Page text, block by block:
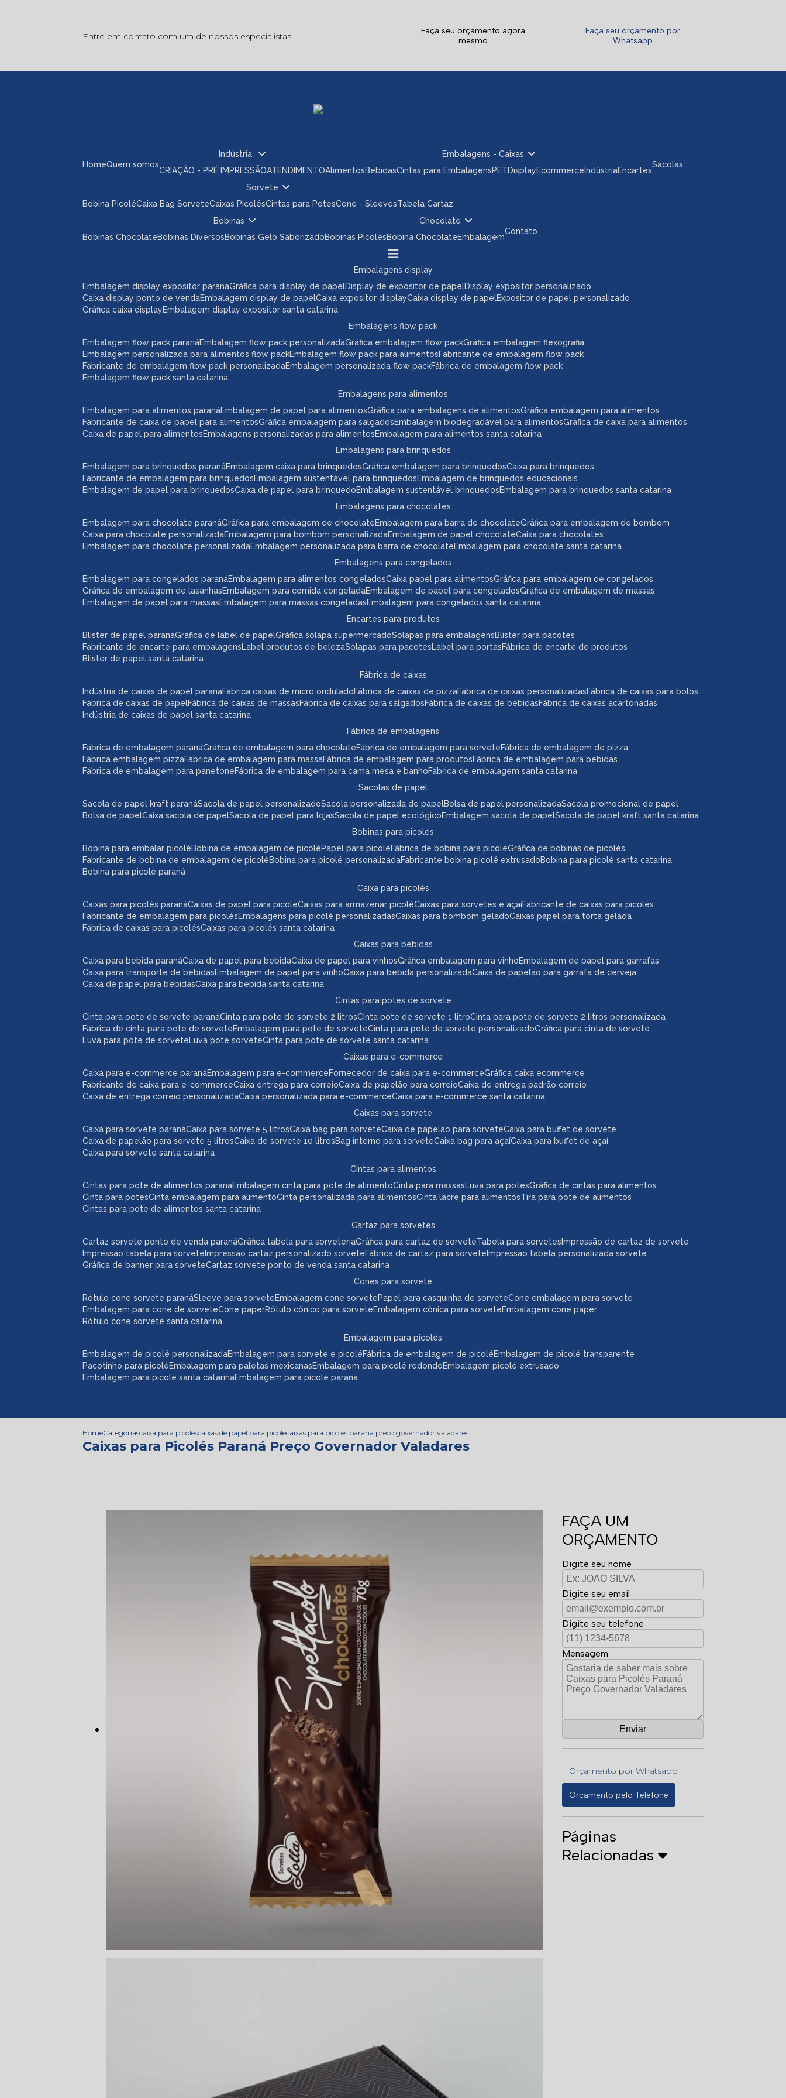
Entre em contato com um de nossos especialistas!
Faça seu orçamento agora
mesmo
Faça seu orçamento por
Whatsapp
Home Quem somos
Indústria
CRIAÇÃO - PRÉ IMPRESSÃO ATENDIMENTO
Sacolas
Sorvete
Bobina Picolé
Caixa Bag Sorvete Caixas Picolés Cintas para Potes Cone - Sleeves
Tabela Cartaz
Chocolate
Bobina Chocolate Embalagem
Bobinas
Bobinas Chocolate
Bobinas Diversos Bobinas Gelo Saborizado Bobinas Picolés
Embalagens - Caixas
Alimentos
Bebidas Cintas para Embalagens Display Ecommerce Encartes
Indústria
PET
Contato
bobinas para picolés
bobina para embalar picolé
bobina de embalagem de picolé papel para picolé
gráfica de bobinas de picolés
fabricante de bobina de embalagem de picolé
fabricante bobina picolé extrusado
bobina para picolé personalizada
fábrica de bobina para picolé
bobina para picolé santa catarina
bobina para picolé paraná
caixa para picolés
caixas de papel para picolé
caixas para armazenar picolé
caixas para sorvetes e açaí
fabricante de embalagem para picolés embalagens para picolé personalizadas caixas papel para torta gelada
caixas para bombom gelado
fabricante de caixas para picolés
fábrica de caixas para picolés caixas para picolés santa catarina
caixas para picolés paraná
caixas para bebidas
caixa de papel para bebida
caixa de papel para vinhos
gráfica embalagem para vinho
caixa para transporte de bebidas embalagem de papel para vinho caixa de papelão para garrafa de cerveja
caixa para bebida personalizada
embalagem de papel para garrafas
caixa de papel para bebidas caixa para bebida santa catarina
caixa para bebida paraná
caixas para e-commerce
embalagem para e-commerce fornecedor de caixa para e-commerce
gráfica caixa ecommerce
caixa entrega para correio
caixa de papelão para correio
caixa de entrega correio personalizada
caixa de entrega padrão correio
fabricante de caixa para e-commerce
caixa personalizada para e-commerce
caixa para e-commerce santa catarina
caixa para e-commerce paraná
caixas para sorvete
caixa para sorvete 5 litros
caixa bag para sorvete
caixa de papelão para sorvete
caixa de papelão para sorvete 5 litros
caixa de sorvete 10 litros caixa bag para açaí
bag interno para sorvete
caixa para buffet de sorvete
caixa para buffet de açaí
caixa para sorvete santa catarina
caixa para sorvete paraná
cartaz para sorvetes
gráfica tabela para sorveteria
gráfica para cartaz de sorvete
tabela para sorvetes
impressão tabela para sorvete impressão cartaz personalizado sorvete impressão tabela personalizada sorvete
fábrica de cartaz para sorvete
impressão de cartaz de sorvete
gráfica de banner para sorvete cartaz sorvete ponto de venda santa catarina
cartaz sorvete ponto de venda paraná
cintas para alimentos
embalagem cinta para pote de alimento
cinta para massas luva para potes
cinta para potes
cinta embalagem para alimento cinta lacre para alimentos
cinta personalizada para alimentos
gráfica de cintas para alimentos
tira para pote de alimentos
cintas para pote de alimentos santa catarina
cintas para pote de alimentos paraná
cintas para potes de sorvete
cinta para pote de sorvete 2 litros
cinta pote de sorvete 1 litro
cinta para pote de sorvete 2 litros personalizada
embalagem para pote de sorvete
cinta para pote de sorvete personalizado
luva para pote de sorvete
gráfica para cinta de sorvete
fábrica de cinta para pote de sorvete
luva pote sorvete
cinta para pote de sorvete santa catarina
cinta para pote de sorvete paraná
cones para sorvete
sleeve para sorvete embalagem cone sorvete
papel para casquinha de sorvete
embalagem para cone de sorvete
cone paper embalagem cônica para sorvete
rótulo cônico para sorvete
cone embalagem para sorvete
embalagem cone paper
rótulo cone sorvete santa catarina
rótulo cone sorvete paraná
embalagem para picolés
embalagem de picolé personalizada embalagem para sorvete e picolé fábrica de embalagem de picolé
pacotinho para picolé embalagem para paletas mexicanas embalagem picolé extrusado
embalagem para picolé redondo
embalagem de picolé transparente
embalagem para picolé santa catarina embalagem para picolé paraná
embalagens display
gráfica para display de papel
display de expositor de papel
display expositor personalizado
embalagem display de papel
caixa expositor display expositor de papel personalizado
caixa display de papel
caixa display ponto de venda
gráfica caixa display embalagem display expositor santa catarina
embalagem display expositor paraná
embalagens flow pack
embalagem flow pack personalizada
gráfica embalagem flow pack
gráfica embalagem flexografia
embalagem flow pack para alimentos fabricante de embalagem flow pack
embalagem personalizada flow pack
fabricante de embalagem flow pack personalizada
embalagem personalizada para alimentos flow pack
fábrica de embalagem flow pack
embalagem flow pack santa catarina
embalagem flow pack paraná
embalagens para alimentos
embalagem de papel para alimentos
gráfica para embalagens de alimentos
gráfica embalagem para alimentos
gráfica embalagem para salgados embalagem biodegradável para alimentos
caixa de papel para alimentos
gráfica de caixa para alimentos
fabricante de caixa de papel para alimentos
embalagens personalizadas para alimentos embalagem para alimentos santa catarina
embalagem para alimentos paraná
embalagens para brinquedos
embalagem caixa para brinquedos
gráfica embalagem para brinquedos
caixa para brinquedos
embalagem sustentável para brinquedos embalagem de brinquedos educacionais
caixa de papel para brinquedo
embalagem de papel para brinquedos
fabricante de embalagem para brinquedos
embalagem sustentável brinquedos embalagem para brinquedos santa catarina
embalagem para brinquedos paraná
embalagens para chocolates
gráfica para embalagem de chocolate embalagem para barra de chocolate
gráfica para embalagem de bombom
embalagem para bombom personalizada embalagem de papel chocolate
embalagem para chocolate personalizada
caixa para chocolates
caixa para chocolate personalizada
embalagem personalizada para barra de chocolate embalagem para chocolate santa catarina
embalagem para chocolate paraná
embalagens para congelados
embalagem para alimentos congelados
caixa papel para alimentos
gráfica para embalagem de congelados
embalagem para comida congelada embalagem de papel para congelados
embalagem de papel para massas
gráfica de embalagem de massas
gráfica de embalagem de lasanhas
embalagem para massas congeladas embalagem para congelados santa catarina
embalagem para congelados paraná
encartes para produtos
gráfica de label de papel
gráfica solapa supermercado solapas para embalagens
fabricante de encarte para embalagens label produtos de beleza label para portas
solapas para pacotes
blister para pacotes
fábrica de encarte de produtos
blister de papel santa catarina
blister de papel paraná
fábrica de caixas
fábrica caixas de micro ondulado fábrica de caixas de pizza fábrica de caixas personalizadas
fábrica de caixas de papel fábrica de caixas de massas fábrica de caixas de bebidas
fábrica de caixas para salgados
fábrica de caixas para bolos
fábrica de caixas acartonadas
indústria de caixas de papel santa catarina
indústria de caixas de papel paraná
fábrica de embalagens
gráfica de embalagem para chocolate fábrica de embalagem para sorvete fábrica de embalagem de pizza
fábrica de embalagem para massa fábrica de embalagem para produtos
fábrica de embalagem para panetone
fábrica de embalagem para bebidas
fábrica embalagem pizza
fábrica de embalagem para cama mesa e banho fábrica de embalagem santa catarina
fábrica de embalagem paraná
sacolas de papel
sacola de papel personalizado sacola personalizada de papel bolsa de papel personalizada
bolsa de papel
caixa sacola de papel sacola de papel ecológico
sacola de papel para lojas
sacola promocional de papel
embalagem sacola de papel sacola de papel kraft santa catarina
sacola de papel kraft paraná
HomeCategoriascaixa para picolescaixas de papel para picolecaixas para picoles parana preco governador valadares
Caixas para Picolés Paraná Preço Governador Valadares
FAÇA UM
ORÇAMENTO
Digite seu nome
Digite seu email
Digite seu telefone
Mensagem
Orçamento por Whatsapp
Orçamento pelo Telefone
Páginas
Relacionadas